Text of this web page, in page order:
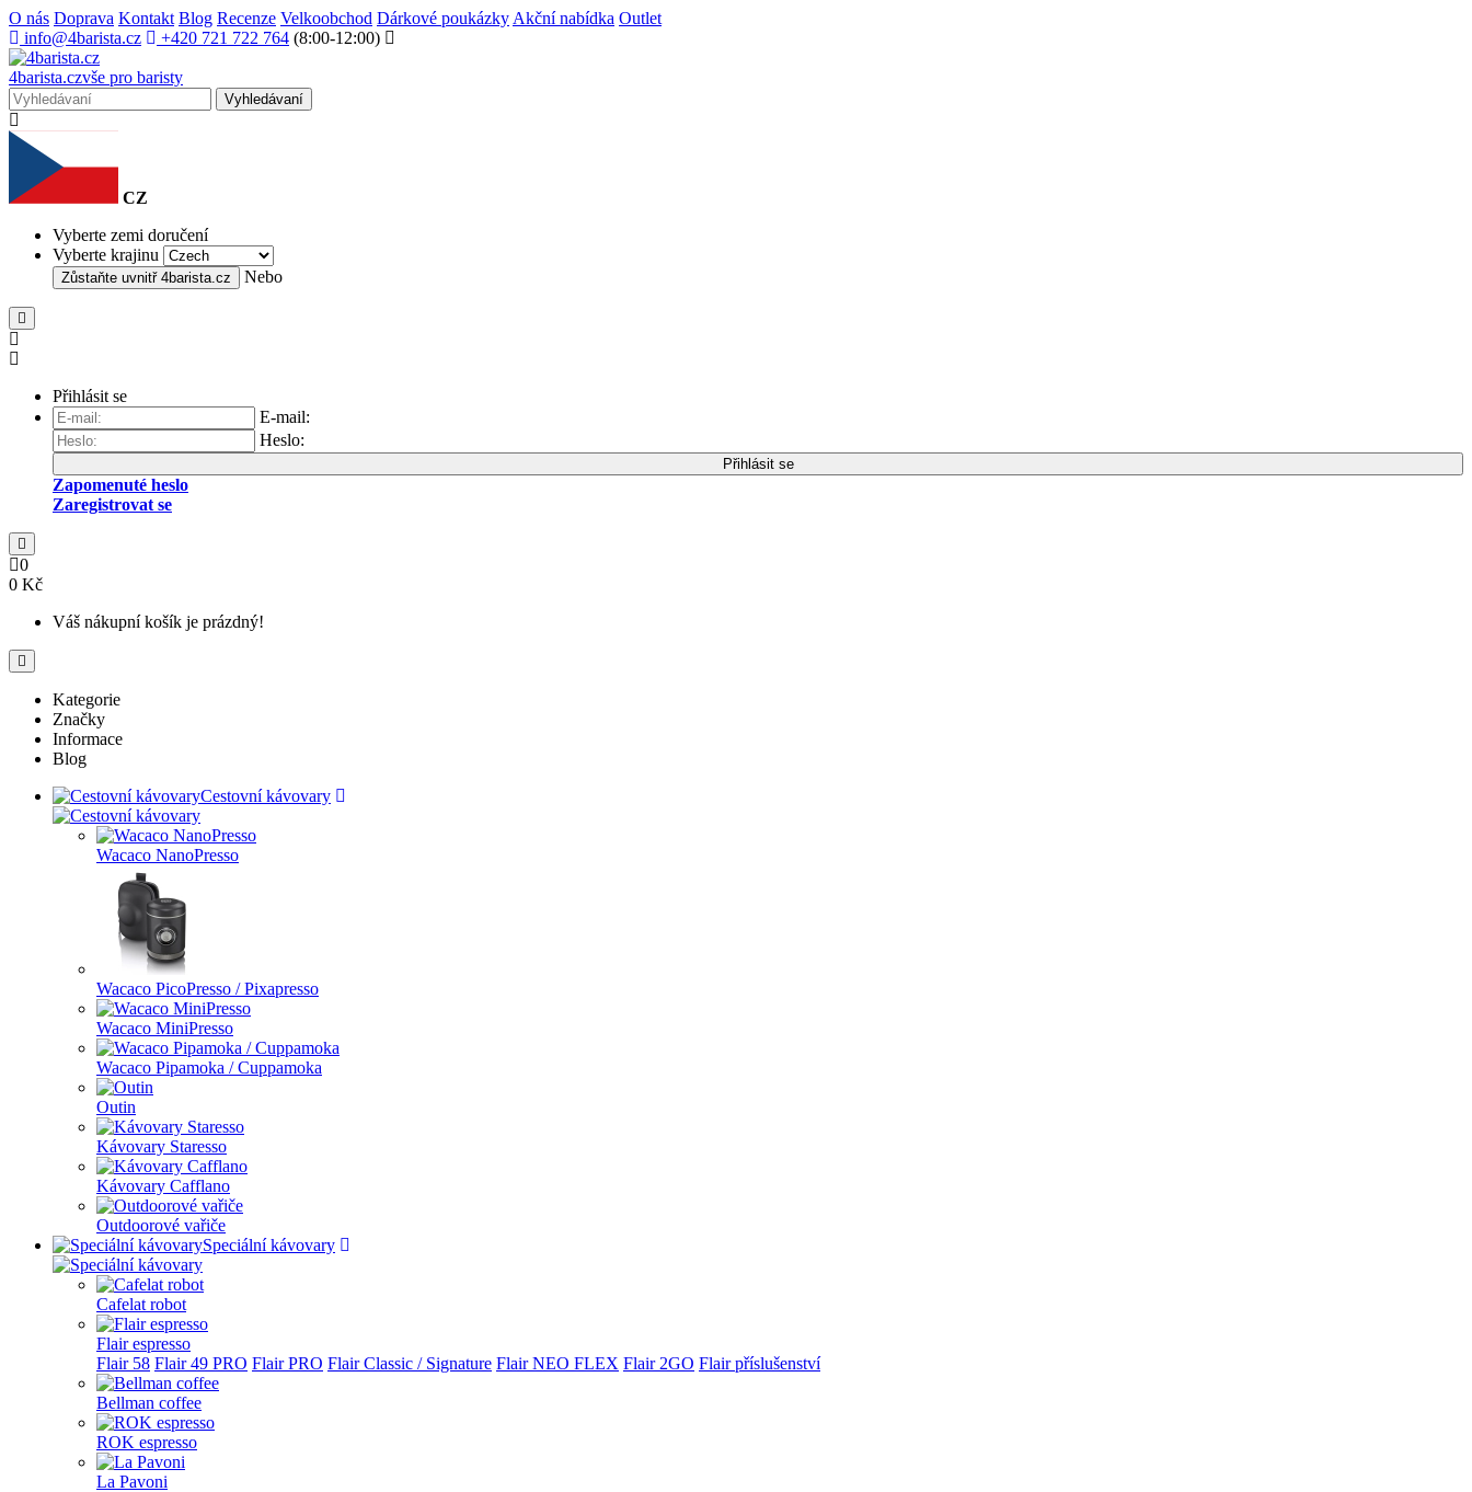
O nás Doprava Kontakt Blog Recenze Velkoobchod Dárkové poukázky Akční nabídka Outlet
info@4barista.cz
+420 721 722 764 (8:00-12:00)
4barista.czvše pro baristy
Vyhledávaní
CZ
Vyberte zemi doručení
Vyberte krajinu
Zůstaňte uvnitř 4barista.cz Nebo
Přihlásit se
E-mail:
Heslo:
Přihlásit se
Zapomenuté heslo
Zaregistrovat se
0
0 Kč
Váš nákupní košík je prázdný!
Kategorie
Značky
Informace
Blog
Cestovní kávovary
Wacaco NanoPresso
Wacaco PicoPresso / Pixapresso
Wacaco MiniPresso
Wacaco Pipamoka / Cuppamoka
Outin
Kávovary Staresso
Kávovary Cafflano
Outdoorové vařiče
Speciální kávovary
Cafelat robot
Flair espresso
Flair 58 Flair 49 PRO Flair PRO Flair Classic / Signature Flair NEO FLEX Flair 2GO Flair příslušenství
Bellman coffee
ROK espresso
La Pavoni